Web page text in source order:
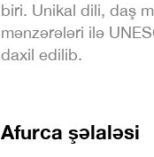
biri. Unikal dili, daş
mənzərələri ilə
daxil edilib.
Afurca şəlaləsi